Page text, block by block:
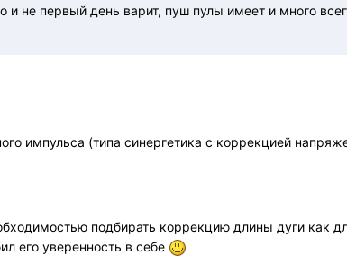
не первый день варит, пуш пулы имеет и много
импульса (типа синергетика с коррекцией
подбирать коррекцию длины дуги как
его уверенность в себе